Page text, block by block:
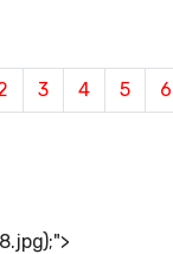
3 4 5 6